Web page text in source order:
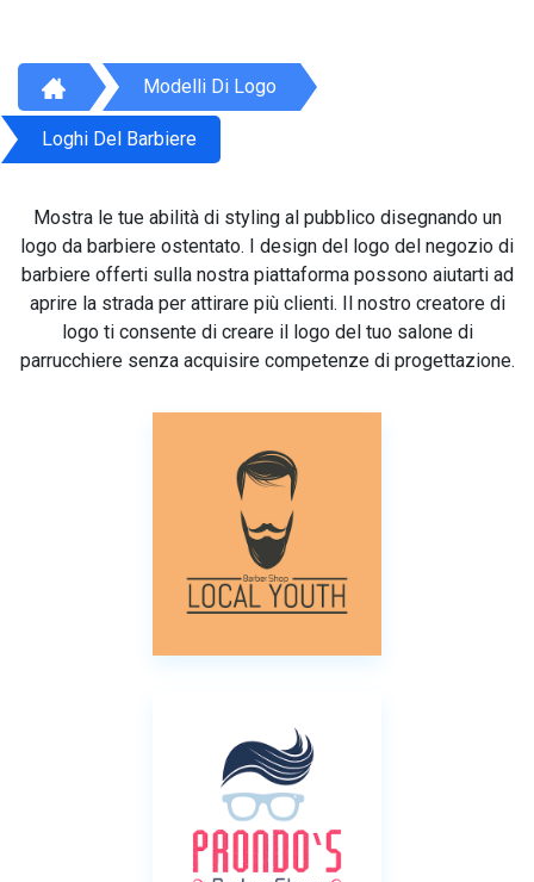
Modelli Di Logo
Loghi Del Barbiere
Mostra le tue abilità di styling al pubblico disegnando un
logo da barbiere ostentato. I design del logo del negozio di
barbiere offerti sulla nostra piattaforma possono aiutarti ad
aprire la strada per attirare più clienti. Il nostro creatore di
logo ti consente di creare il logo del tuo salone di
parrucchiere senza acquisire competenze di progettazione.